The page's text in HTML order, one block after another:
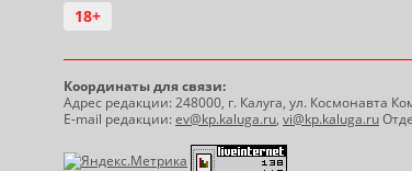
18+
Координаты для связи:
Адрес редакции: 248000, г. Калуга, ул. Космонавта
E-mail редакции:ev@kp.kaluga.ru, vi@kp.kaluga.ru